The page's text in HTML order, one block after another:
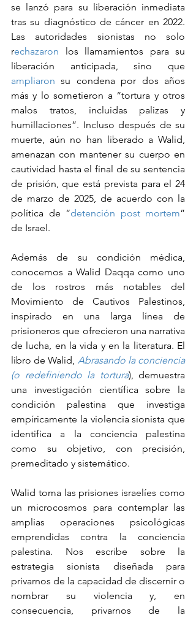
se lanzó para su liberación inmediata
tras su diagnóstico de cáncer en 2022.
Las autoridades sionistas no solo
rechazaron los llamamientos para su
ampliaron su condena por dos años
más y lo sometieron a “tortura y otros
malos tratos, incluidas palizas y
humillaciones”. Incluso después de su
muerte, aún no han liberado a Walid,
amenazan con mantener su cuerpo en
cautividad hasta el final de su sentencia
de prisión, que está prevista para el 24
de marzo de 2025, de acuerdo con la
política de “detención post mortem”
de Israel.
Además de su condición médica,
conocemos a Walid Daqqa como uno
de los rostros más notables del
Movimiento de Cautivos Palestinos,
inspirado en una larga línea de
prisioneros que ofrecieron una narrativa
de lucha, en la vida y en la literatura. El
libro de Walid, Abrasando la conciencia
(o redefiniendo la tortura), demuestra
una investigación científica sobre la
condición palestina que investiga
empíricamente la violencia sionista que
identifica a la conciencia palestina
como su objetivo, con precisión,
premeditado y sistemático.
Walid toma las prisiones israelíes como
un microcosmos para contemplar las
amplias operaciones psicológicas
emprendidas contra la conciencia
palestina. Nos escribe sobre la
estrategia sionista diseñada para
privarnos de la capacidad de discernir o
nombrar su violencia y, en
consecuencia, privarnos de la